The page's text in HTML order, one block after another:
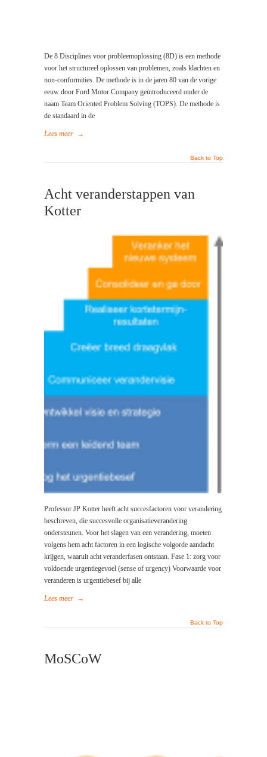
De 8 Disciplines voor probleemoplossing (8D) is een methode
voor het structureel oplossen van problemen, zoals klachten en
non-conformities. De methode is in de jaren 80 van de vorige
eeuw door Ford Motor Company geïntroduceerd onder de
naam Team Oriented Problem Solving (TOPS). De methode is
de standaard in de
Lees meer →
Back to Top
Acht veranderstappen van
Kotter
Professor JP Kotter heeft acht succesfactoren voor verandering
beschreven, die succesvolle organisatieverandering
ondersteunen. Voor het slagen van een verandering, moeten
volgens hem acht factoren in een logische volgorde aandacht
krijgen, waaruit acht veranderfasen ontstaan. Fase 1: zorg voor
voldoende urgentiegevoel (sense of urgency) Voorwaarde voor
veranderen is urgentiebesef bij alle
Lees meer →
Back to Top
MoSCoW